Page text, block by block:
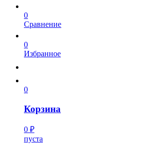
0
Сравнение
0
Избранное
0
Корзина
0 ₽
пуста